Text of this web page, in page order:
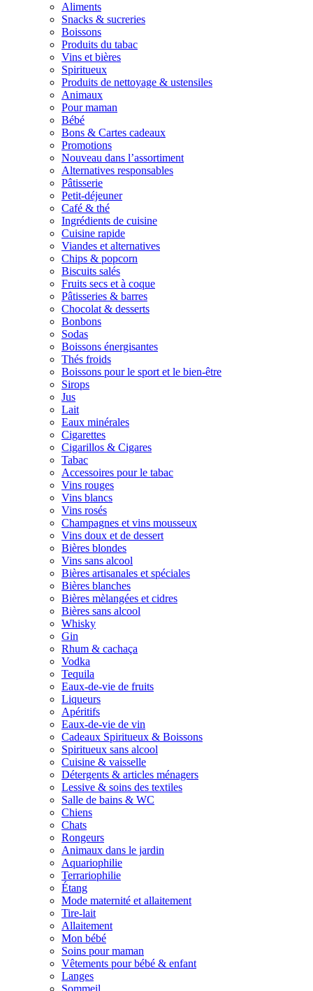
Aliments
Snacks & sucreries
Boissons
Produits du tabac
Vins et bières
Spiritueux
Produits de nettoyage & ustensiles
Animaux
Pour maman
Bébé
Bons & Cartes cadeaux
Promotions
Nouveau dans l’assortiment
Alternatives responsables
Pâtisserie
Petit-déjeuner
Café & thé
Ingrédients de cuisine
Cuisine rapide
Viandes et alternatives
Chips & popcorn
Biscuits salés
Fruits secs et à coque
Pâtisseries & barres
Chocolat & desserts
Bonbons
Sodas
Boissons énergisantes
Thés froids
Boissons pour le sport et le bien-être
Sirops
Jus
Lait
Eaux minérales
Cigarettes
Cigarillos & Cigares
Tabac
Accessoires pour le tabac
Vins rouges
Vins blancs
Vins rosés
Champagnes et vins mousseux
Vins doux et de dessert
Bières blondes
Vins sans alcool
Bières artisanales et spéciales
Bières blanches
Bières mèlangées et cidres
Bières sans alcool
Whisky
Gin
Rhum & cachaça
Vodka
Tequila
Eaux-de-vie de fruits
Liqueurs
Apéritifs
Eaux-de-vie de vin
Cadeaux Spiritueux & Boissons
Spiritueux sans alcool
Cuisine & vaisselle
Détergents & articles ménagers
Lessive & soins des textiles
Salle de bains & WC
Chiens
Chats
Rongeurs
Animaux dans le jardin
Aquariophilie
Terrariophilie
Étang
Mode maternité et allaitement
Tire-lait
Allaitement
Mon bébé
Soins pour maman
Vêtements pour bébé & enfant
Langes
Sommeil